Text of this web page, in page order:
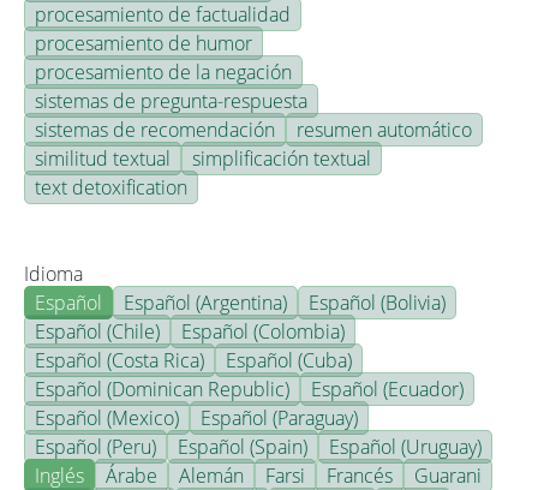
procesamiento de factualidad
procesamiento de humor
procesamiento de la negación
sistemas de pregunta-respuesta
sistemas de recomendación
resumen automático
similitud textual
simplificación textual
text detoxification
Idioma
Español
Español (Argentina)
Español (Bolivia)
Español (Chile)
Español (Colombia)
Español (Costa Rica)
Español (Cuba)
Español (Dominican Republic)
Español (Ecuador)
Español (Mexico)
Español (Paraguay)
Español (Peru)
Español (Spain)
Español (Uruguay)
Inglés
Árabe Alemán Farsi Francés
Guarani